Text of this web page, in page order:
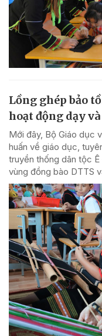
Lồng ghép bảo
hoạt động dạy
Mới đây, Bộ Giáo dục
huấn về giáo dục,
truyền thống dân tộc
vùng đồng bào DTTS